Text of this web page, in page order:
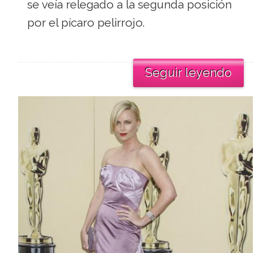
se veía relegado a la segunda posición
por el pícaro pelirrojo.
Seguir leyendo